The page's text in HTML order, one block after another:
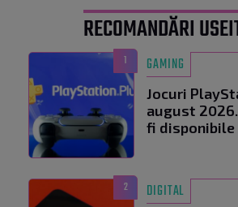
RECOMANDĂRI
1 GAMING
Jocuri
august
fi disponibile
2 DIGITAL